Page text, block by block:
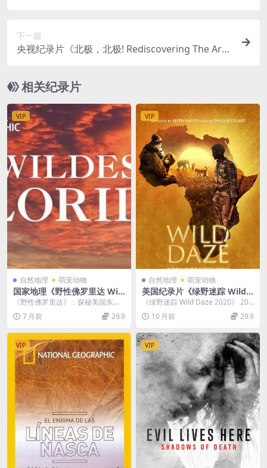
下一篇
央视纪录片《北极，北极! Rediscovering The Arcti
下载
相关纪录片
VIP
自然地理 萌宠动物
国家地理《野性佛罗里达 Wil
d Flordia》全2集 英语中字 7
20P高清 佛罗里达自然生态纪
录片
《野性佛罗里达》：探秘美国东南
半岛的原始之美 国家地理出品的
《野性佛罗里达 Wi...
7 月前 29.9
VIP
自然地理 萌宠动物
美国纪录片《绿野迷踪 Wild
Daze 2020》英语中英双字 官
方纯净版 1080P/MKV/4.08G
拯救非洲
《绿野迷踪 Wild Daze 2020》 202
0年，美国纪录片《绿野迷踪》以...
10 月前 29.9
VIP VIP